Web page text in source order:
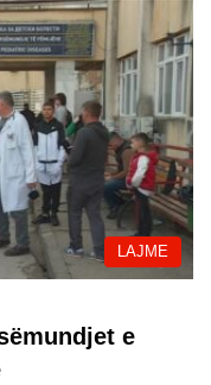
LAJME
e